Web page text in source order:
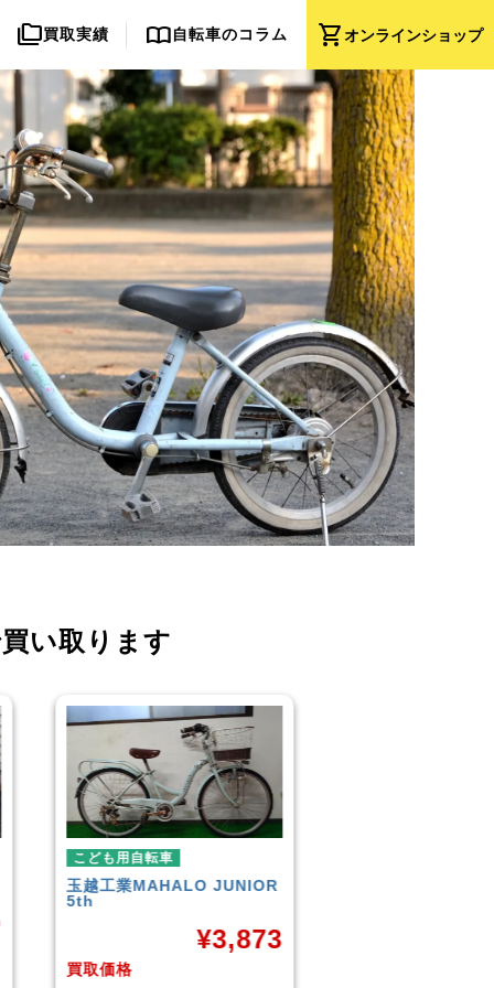
shopping_cartオンラインショップ
folder_copy買取実績 import_contacts自転車のコラム
い取ります
こども用自転車
GIANTESCAPE JR
買取価格
¥9,961